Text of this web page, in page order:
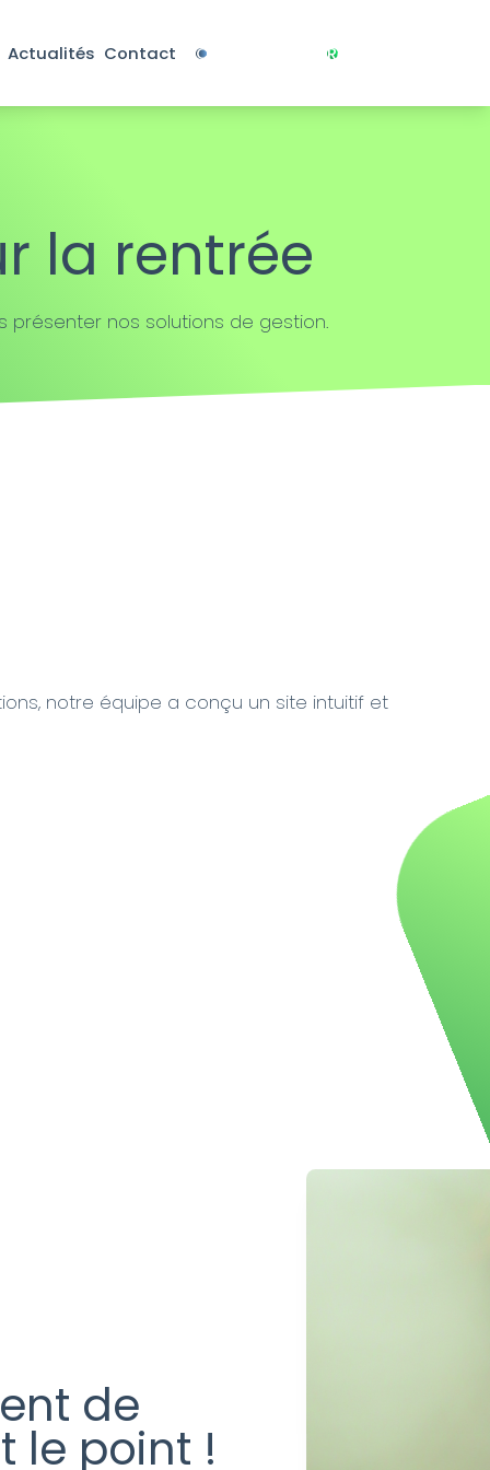
Actualités Contact Connexion Rendez-vous
la rentrée
nos solutions de gestion.
notre équipe a conçu un site intuitif et
nous à